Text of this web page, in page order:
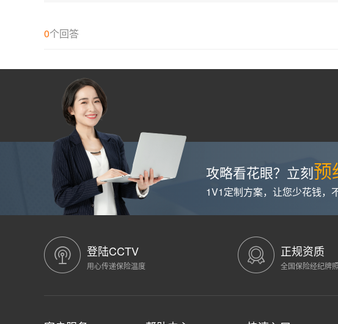
少
0个回答
攻略看花眼？立刻预
1V1定制方案，让您少花钱，
登陆CCTV
用心传递保险温度
正规资质
全国保险经纪牌照